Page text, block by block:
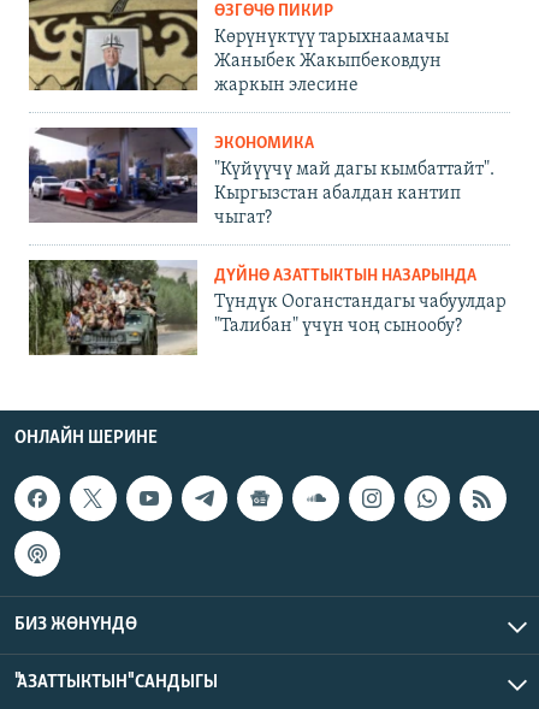
ӨЗГӨЧӨ ПИКИР
Көрүнүктүү тарыхнаамачы
Жаныбек Жакыпбековдун
жаркын элесине
ЭКОНОМИКА
"Күйүүчү май дагы кымбаттайт".
Кыргызстан абалдан кантип
чыгат?
ДҮЙНӨ АЗАТТЫКТЫН НАЗАРЫНДА
Түндүк Ооганстандагы чабуулдар
"Талибан" үчүн чоң сынообу?
ОНЛАЙН ШЕРИНЕ
БИЗ ЖӨНҮНДӨ
"АЗАТТЫКТЫН" САНДЫГЫ